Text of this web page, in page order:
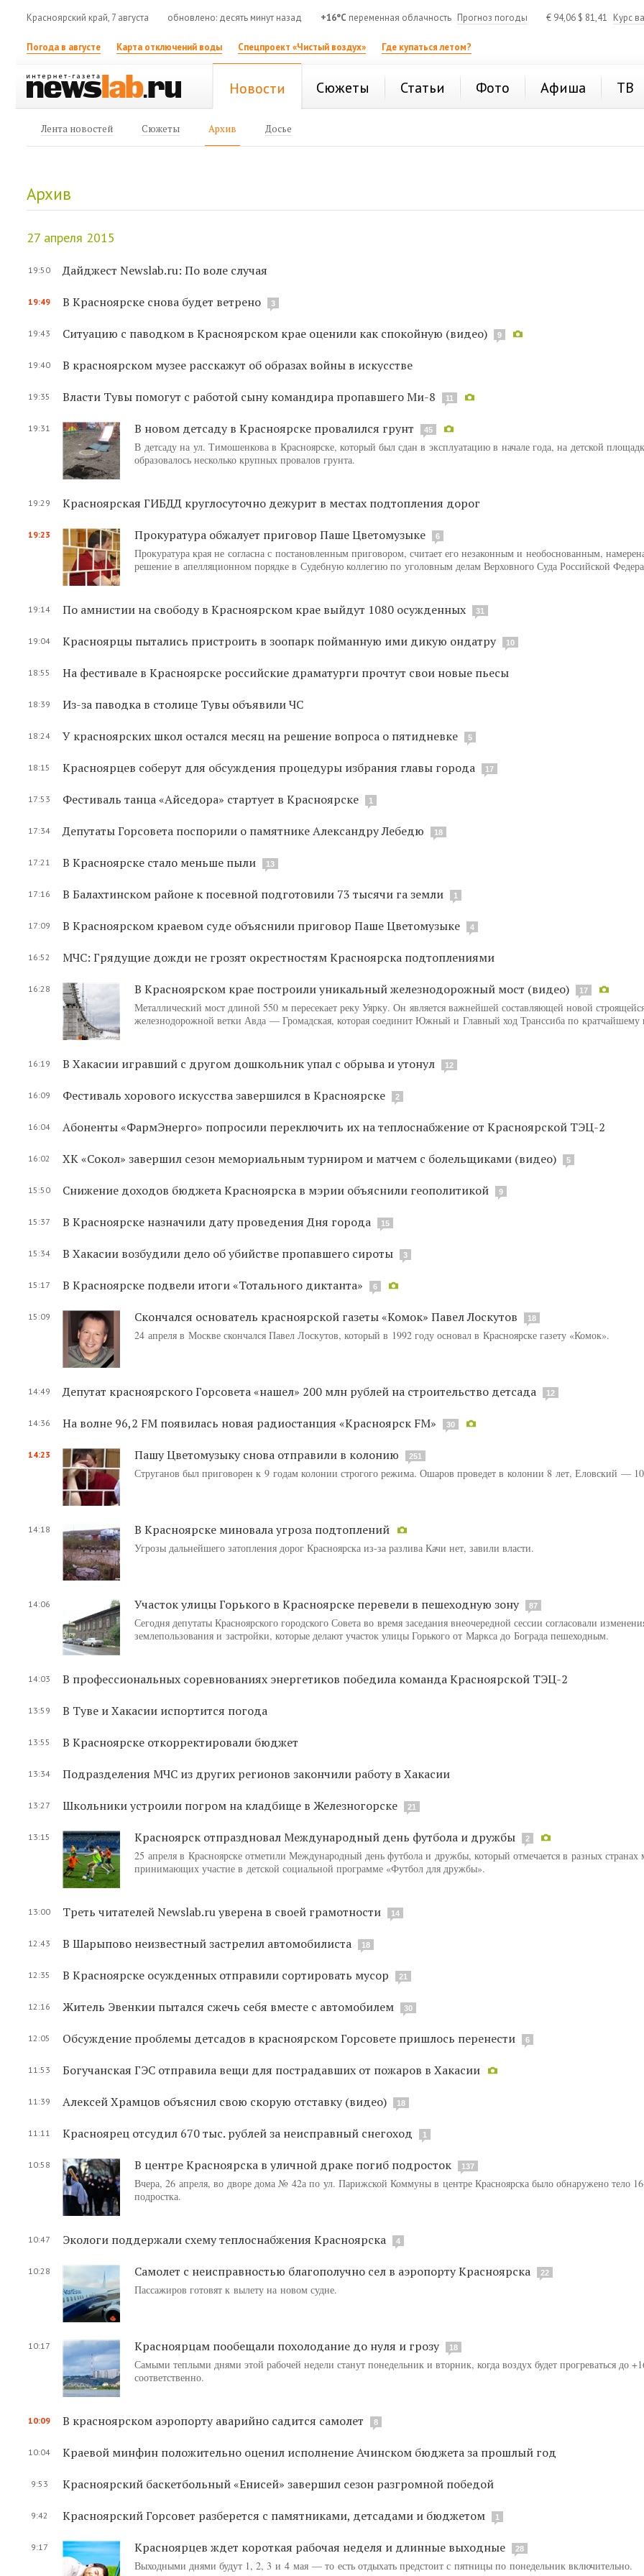
Красноярский край, 7 августа обновлено: десять минут назад +16°C переменная облачность Прогноз погоды € 94,06 $ 81,41 Курс
Погода в августе Карта отключений воды Спецпроект «Чистый воздух» Где купаться летом?
Новости Сюжеты Статьи Фото Афиша ТВ
Лента новостей Сюжеты Архив Досье
Архив
27 апреля 2015
19:50 Дайджест Newslab.ru: По воле случая
19:49 В Красноярске снова будет ветрено 3
19:43 Ситуацию с паводком в Красноярском крае оценили как спокойную (видео) 9
19:40 В красноярском музее расскажут об образах войны в искусстве
19:35 Власти Тувы помогут с работой сыну командира пропавшего Ми-8 11
19:31 В новом детсаду в Красноярске провалился грунт 45
В детсаду на ул. Тимошенкова в Красноярске, который был сдан в эксплуатацию в начале года, на детской
образовалось несколько крупных провалов грунта.
19:29 Красноярская ГИБДД круглосуточно дежурит в местах подтопления дорог
19:23 Прокуратура обжалует приговор Паше Цветомузыке 6
Прокуратура края не согласна с постановленным приговором, считает его незаконным и необоснованным,
решение в апелляционном порядке в Судебную коллегию по уголовным делам Верховного Суда Российской
19:14 По амнистии на свободу в Красноярском крае выйдут 1080 осужденных 31
19:04 Красноярцы пытались пристроить в зоопарк пойманную ими дикую ондатру 10
18:55 На фестивале в Красноярске российские драматурги прочтут свои новые пьесы
18:39 Из-за паводка в столице Тувы объявили ЧС
18:24 У красноярских школ остался месяц на решение вопроса о пятидневке 5
18:15 Красноярцев соберут для обсуждения процедуры избрания главы города 17
17:53 Фестиваль танца «Айседора» стартует в Красноярске 1
17:34 Депутаты Горсовета поспорили о памятнике Александру Лебедю 18
17:21 В Красноярске стало меньше пыли 13
17:16 В Балахтинском районе к посевной подготовили 73 тысячи га земли 1
17:09 В Красноярском краевом суде объяснили приговор Паше Цветомузыке 4
16:52 МЧС: Грядущие дожди не грозят окрестностям Красноярска подтоплениями
16:28 В Красноярском крае построили уникальный железнодорожный мост (видео) 17
Металлический мост длиной 550 м пересекает реку Уярку. Он является важнейшей составляющей новой
железнодорожной ветки Авда — Громадская, которая соединит Южный и Главный ход Транссиба по кратчайшему
16:19 В Хакасии игравший с другом дошкольник упал с обрыва и утонул 12
16:09 Фестиваль хорового искусства завершился в Красноярске 2
16:04 Абоненты «ФармЭнерго» попросили переключить их на теплоснабжение от Красноярской ТЭЦ-2
16:02 ХК «Сокол» завершил сезон мемориальным турниром и матчем с болельщиками (видео) 5
15:50 Снижение доходов бюджета Красноярска в мэрии объяснили геополитикой 9
15:37 В Красноярске назначили дату проведения Дня города 15
15:34 В Хакасии возбудили дело об убийстве пропавшего сироты 3
15:17 В Красноярске подвели итоги «Тотального диктанта» 6
15:09 Скончался основатель красноярской газеты «Комок» Павел Лоскутов 18
24 апреля в Москве скончался Павел Лоскутов, который в 1992 году основал в Красноярске газету «Комок».
14:49 Депутат красноярского Горсовета «нашел» 200 млн рублей на строительство детсада 12
14:36 На волне 96,2 FM появилась новая радиостанция «Красноярск FM» 30
14:23 Пашу Цветомузыку снова отправили в колонию 251
Струганов был приговорен к 9 годам колонии строгого режима. Ошаров проведет в колонии 8 лет, Еловский —
14:18 В Красноярске миновала угроза подтоплений
Угрозы дальнейшего затопления дорог Красноярска из-за разлива Качи нет, завили власти.
14:06 Участок улицы Горького в Красноярске перевели в пешеходную зону 87
Сегодня депутаты Красноярского городского Совета во время заседания внеочередной сессии согласовали
землепользования и застройки, которые делают участок улицы Горького от Маркса до Бограда пешеходным.
14:03 В профессиональных соревнованиях энергетиков победила команда Красноярской ТЭЦ-2
13:59 В Туве и Хакасии испортится погода
13:55 В Красноярске откорректировали бюджет
13:34 Подразделения МЧС из других регионов закончили работу в Хакасии
13:27 Школьники устроили погром на кладбище в Железногорске 21
13:15 Красноярск отпраздновал Международный день футбола и дружбы 2
25 апреля в Красноярске отметили Международный день футбола и дружбы, который отмечается в разных странах
принимающих участие в детской социальной программе «Футбол для дружбы».
13:00 Треть читателей Newslab.ru уверена в своей грамотности 14
12:43 В Шарыпово неизвестный застрелил автомобилиста 18
12:35 В Красноярске осужденных отправили сортировать мусор 21
12:16 Житель Эвенкии пытался сжечь себя вместе с автомобилем 30
12:05 Обсуждение проблемы детсадов в красноярском Горсовете пришлось перенести 6
11:53 Богучанская ГЭС отправила вещи для пострадавших от пожаров в Хакасии
11:39 Алексей Храмцов объяснил свою скорую отставку (видео) 18
11:11 Красноярец отсудил 670 тыс. рублей за неисправный снегоход 1
10:58 В центре Красноярска в уличной драке погиб подросток 137
Вчера, 26 апреля, во дворе дома № 42а по ул. Парижской Коммуны в центре Красноярска было обнаружено тело
подростка.
10:47 Экологи поддержали схему теплоснабжения Красноярска 4
10:28 Самолет с неисправностью благополучно сел в аэропорту Красноярска 22
Пассажиров готовят к вылету на новом судне.
10:17 Красноярцам пообещали похолодание до нуля и грозу 18
Самыми теплыми днями этой рабочей недели станут понедельник и вторник, когда воздух будет прогреваться до
соответственно.
10:09 В красноярском аэропорту аварийно садится самолет 8
10:04 Краевой минфин положительно оценил исполнение Ачинском бюджета за прошлый год
9:53 Красноярский баскетбольный «Енисей» завершил сезон разгромной победой
9:42 Красноярский Горсовет разберется с памятниками, детсадами и бюджетом 1
9:17 Красноярцев ждет короткая рабочая неделя и длинные выходные 28
Выходными днями будут 1, 2, 3 и 4 мая — то есть отдыхать предстоит с пятницы по понедельник включительно.